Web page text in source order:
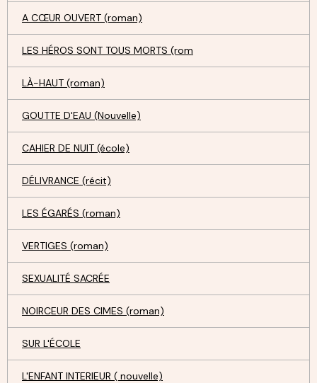
A CŒUR OUVERT (roman)
LES HÉROS SONT TOUS MORTS (rom
LÀ-HAUT (roman)
GOUTTE D'EAU (Nouvelle)
CAHIER DE NUIT (école)
DÉLIVRANCE (récit)
LES ÉGARÉS (roman)
VERTIGES (roman)
SEXUALITÉ SACRÉE
NOIRCEUR DES CIMES (roman)
SUR L'ÉCOLE
L'ENFANT INTERIEUR ( nouvelle)